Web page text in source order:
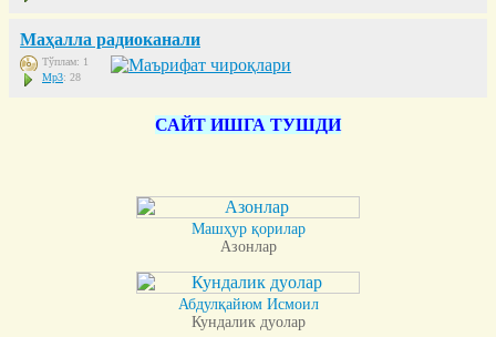
Маҳалла радиоканали
Тўплам: 1
Mp3: 28
САЙТ ИШГА ТУШДИ
Машҳур қорилар
Азонлар
Абдулқайюм Исмоил
Кундалик дуолар